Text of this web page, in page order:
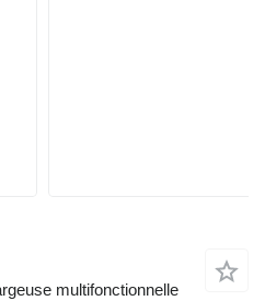
multifonctionnelle